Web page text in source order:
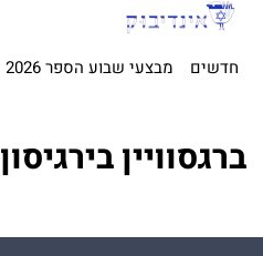
חדשים מבצעי שבוע הספר 2026
ברגסוויין בירגיסון